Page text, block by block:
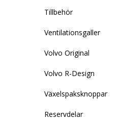
Tillbehör
Ventilationsgaller
Volvo Original
Volvo R-Design
Växelspaksknoppar
Reservdelar